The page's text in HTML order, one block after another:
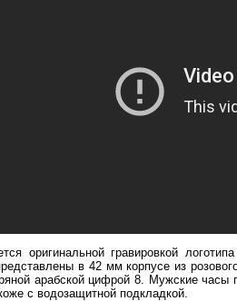
оригинальной гравировкой
в 42 мм корпусе из
арабской цифрой 8. Мужские часы
с водозащитной подкладкой.